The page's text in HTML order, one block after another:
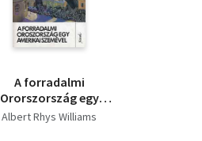
A forradalmi
Ororszország egy
amerikai szemével
Albert Rhys Williams